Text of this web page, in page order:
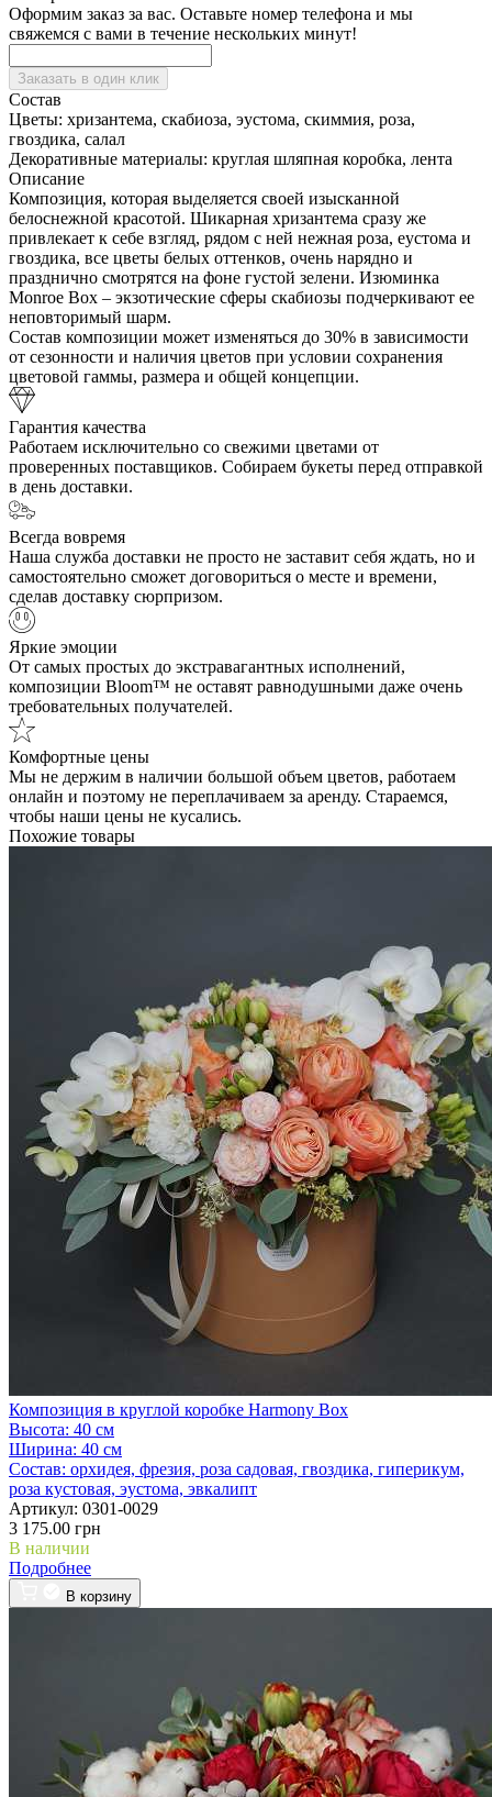
Оформим заказ за вас. Оставьте номер телефона и мы
свяжемся с вами в течение нескольких минут!
Заказать в один клик
Состав
Цветы: хризантема, скабиоза, эустома, скиммия, роза,
гвоздика, салал
Декоративные материалы: круглая шляпная коробка, лента
Описание
Композиция, которая выделяется своей изысканной
белоснежной красотой. Шикарная хризантема сразу же
привлекает к себе взгляд, рядом с ней нежная роза, еустома и
гвоздика, все цветы белых оттенков, очень нарядно и
празднично смотрятся на фоне густой зелени. Изюминка
Monroe Box – экзотические сферы скабиозы подчеркивают ее
неповторимый шарм.
Состав композиции может изменяться до 30% в зависимости
от сезонности и наличия цветов при условии сохранения
цветовой гаммы, размера и общей концепции.
Гарантия качества
Работаем исключительно со свежими цветами от
проверенных поставщиков. Собираем букеты перед отправкой
в день доставки.
Всегда вовремя
Наша служба доставки не просто не заставит себя ждать, но и
самостоятельно сможет договориться о месте и времени,
сделав доставку сюрпризом.
Яркие эмоции
От самых простых до экстравагантных исполнений,
композиции Bloom™ не оставят равнодушными даже очень
требовательных получателей.
Комфортные цены
Мы не держим в наличии большой объем цветов, работаем
онлайн и поэтому не переплачиваем за аренду. Стараемся,
чтобы наши цены не кусались.
Похожие товары
Композиция в круглой коробке Harmony Box
Высота: 40 см
Ширина: 40 см
Состав: орхидея, фрезия, роза садовая, гвоздика, гиперикум,
роза кустовая, эустома, эвкалипт
Артикул: 0301-0029
3 175.00 грн
В наличии
Подробнее
В корзину